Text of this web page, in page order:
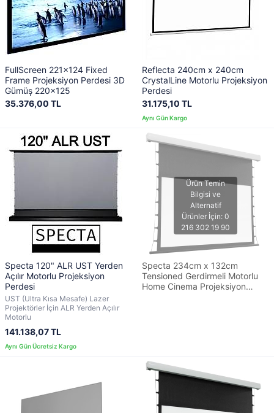
FullScreen 221x124 Fixed
Frame Projeksiyon Perdesi 3D
Gümüş 220x125
35.376,00 TL
Reflecta 240cm x 240cm
CrystalLine Motorlu Projeksiyon
Perdesi
31.175,10 TL
Specta 120" ALR UST Yerden
Açılır Motorlu Projeksiyon
Perdesi
UST (Ultra Kısa Mesafe) Lazer
Projektörler İçin ALR Yerden Açılır
Motorlu
141.138,07 TL
Specta 234cm x 132cm
Tensioned Gerdirmeli Motorlu
Home Cinema Projeksiyon